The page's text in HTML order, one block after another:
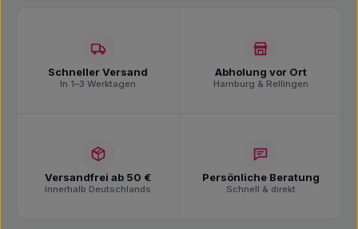
Schneller Versand
In 1–3 Werktagen
Abholung vor Ort
Hamburg & Rellingen
Versandfrei ab 50 €
Innerhalb Deutschlands
Persönliche Beratung
Schnell & direkt